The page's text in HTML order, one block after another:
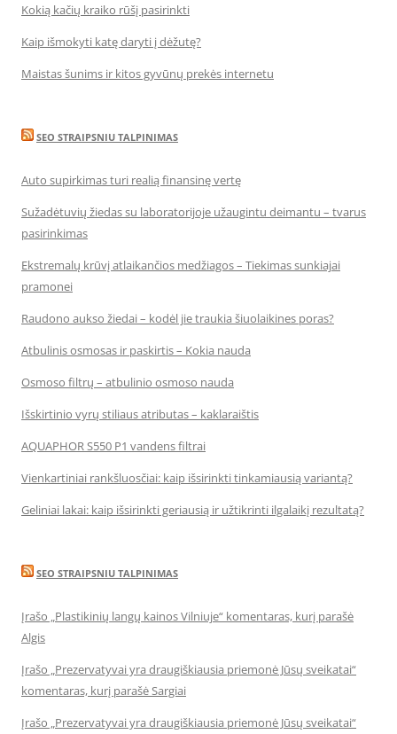
Kokią kačių kraiko rūšį pasirinkti
Kaip išmokyti katę daryti į dėžutę?
Maistas šunims ir kitos gyvūnų prekės internetu
SEO STRAIPSNIU TALPINIMAS
Auto supirkimas turi realią finansinę vertę
Sužadėtuvių žiedas su laboratorijoje užaugintu deimantu – tvarus
pasirinkimas
Ekstremalų krūvį atlaikančios medžiagos – Tiekimas sunkiajai
pramonei
Raudono aukso žiedai – kodėl jie traukia šiuolaikines poras?
Atbulinis osmosas ir paskirtis – Kokia nauda
Osmoso filtrų – atbulinio osmoso nauda
Išskirtinio vyrų stiliaus atributas – kaklaraištis
AQUAPHOR S550 P1 vandens filtrai
Vienkartiniai rankšluosčiai: kaip išsirinkti tinkamiausią variantą?
Geliniai lakai: kaip išsirinkti geriausią ir užtikrinti ilgalaikį rezultatą?
SEO STRAIPSNIU TALPINIMAS
Įrašo „Plastikinių langų kainos Vilniuje“ komentaras, kurį parašė
Algis
Įrašo „Prezervatyvai yra draugiškiausia priemonė Jūsų sveikatai“
komentaras, kurį parašė Sargiai
Įrašo „Prezervatyvai yra draugiškiausia priemonė Jūsų sveikatai“